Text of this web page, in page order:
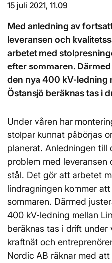
15 juli 2021, 11.09
Med anledning av
leveransen och
arbetet med
efter sommaren.
den nya 400 kV-ledning
Östansjö beräknas tas i
Under våren har
stolpar kunnat påbörjas
planerat. Anledningen
problem med leveransen
stål. Det gör att arbetet
lindragningen kommer
sommaren. Därmed
400 kV-ledning mellan
beräknas tas i drift under
kraftnät och
Nordic AB räknar med